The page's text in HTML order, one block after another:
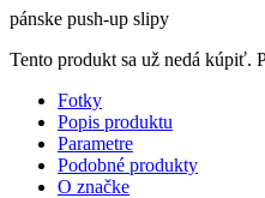
pánske push-up slipy
Tento produkt sa už nedá kúpiť.
Fotky
Popis produktu
Parametre
Podobné produkty
O značke